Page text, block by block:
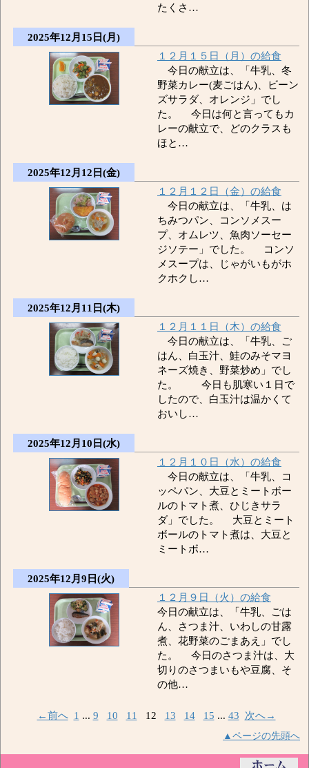
たくさ…
2025年12月15日(月)
１２月１５日（月）の給食
今日の献立は、「牛乳、冬
野菜カレー(麦ごはん)、ビーン
ズサラダ、オレンジ」でし
た。 今日は何と言ってもカ
レーの献立で、どのクラスも
ほと…
2025年12月12日(金)
１２月１２日（金）の給食
今日の献立は、「牛乳、は
ちみつパン、コンソメスー
プ、オムレツ、魚肉ソーセー
ジソテー」でした。 コンソ
メスープは、じゃがいもがホ
クホクし…
2025年12月11日(木)
１２月１１日（木）の給食
今日の献立は、「牛乳、ご
はん、白玉汁、鮭のみそマヨ
ネーズ焼き、野菜炒め」でし
た。 今日も肌寒い１日で
したので、白玉汁は温かくて
おいし…
2025年12月10日(水)
１２月１０日（水）の給食
今日の献立は、「牛乳、コ
ッペパン、大豆とミートボー
ルのトマト煮、ひじきサラ
ダ」でした。 大豆とミート
ボールのトマト煮は、大豆と
ミートボ…
2025年12月9日(火)
１２月９日（火）の給食
今日の献立は、「牛乳、ごは
ん、さつま汁、いわしの甘露
煮、花野菜のごまあえ」でし
た。 今日のさつま汁は、大
切りのさつまいもや豆腐、そ
の他…
←前へ 1 ... 9 10 11 12 13 14 15 ... 43 次へ→
▲ページの先頭へ